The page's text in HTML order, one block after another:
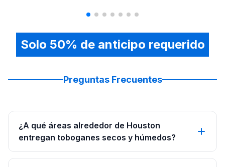
Solo 50% de anticipo requerido
Preguntas Frecuentes
¿A qué áreas alrededor de Houston
entregan toboganes secos y húmedos?